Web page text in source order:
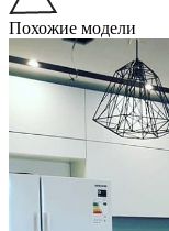
Похожие модели